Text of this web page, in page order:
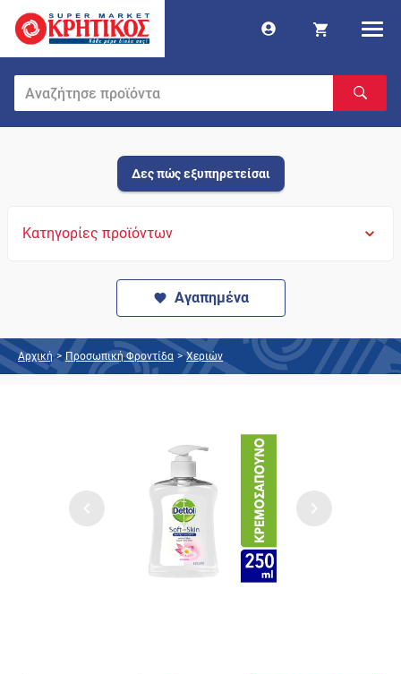
Δες πώς εξυπηρετείσαι
Κατηγορίες προϊόντων
Αγαπημένα
Αρχική > Προσωπική Φροντίδα > Χεριών